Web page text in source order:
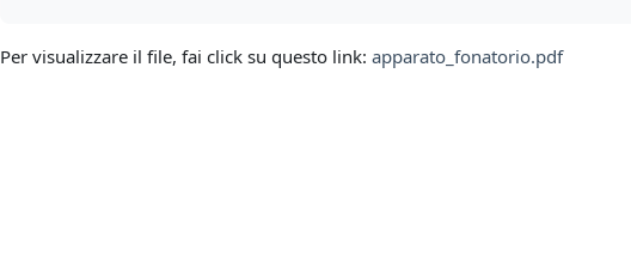
Per visualizzare il file, fai click su questo link: apparato_fonatorio.pdf